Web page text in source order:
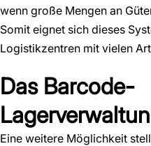
wenn große Mengen an
Somit eignet sich dieses
Logistikzentren mit vielen
Das Barcode-
Eine weitere Möglichkeit